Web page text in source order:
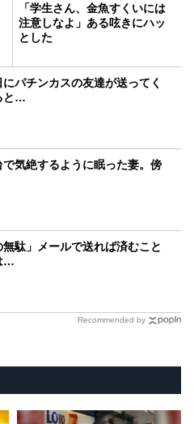
「学生さん、金魚すくいには
注意しなよ」ある呟きにハッ
とした
にパチンカスの友達が送ってく
と…
で気絶するように眠った妻。傍
無駄」メールで送れば済むこと
…
Recommended by